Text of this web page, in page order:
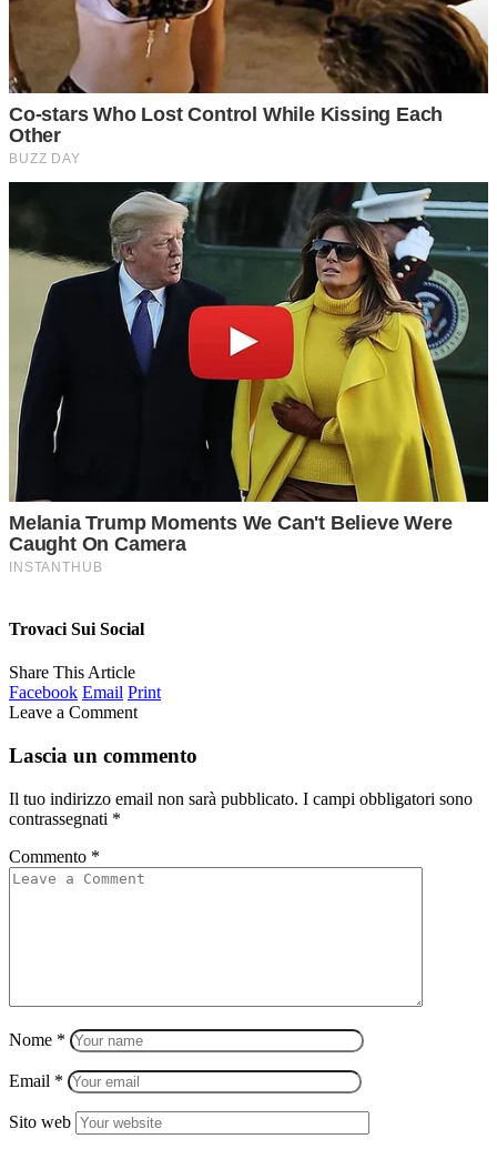
Trovaci Sui Social
Share This Article
Facebook Email Print
Leave a Comment
Lascia un commento
Il tuo indirizzo email non sarà pubblicato. I campi obbligatori sono
contrassegnati *
Commento *
Nome *
Email *
Sito web